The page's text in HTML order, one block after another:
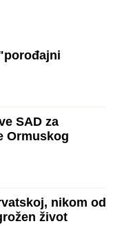
SAD za
Ormuskog
nikom od
život